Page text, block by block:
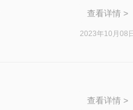
查看详情 >
2023年10月08日
查看详情 >